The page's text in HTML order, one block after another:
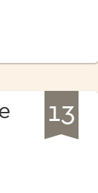
13